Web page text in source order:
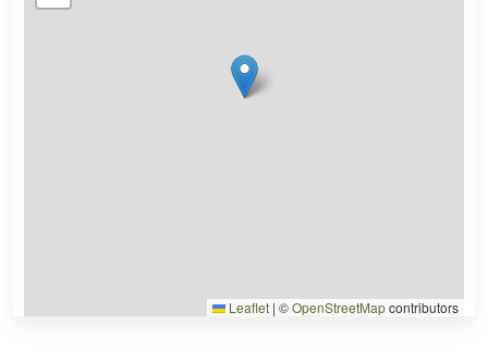
Leaflet | ©OpenStreetMapcontributors